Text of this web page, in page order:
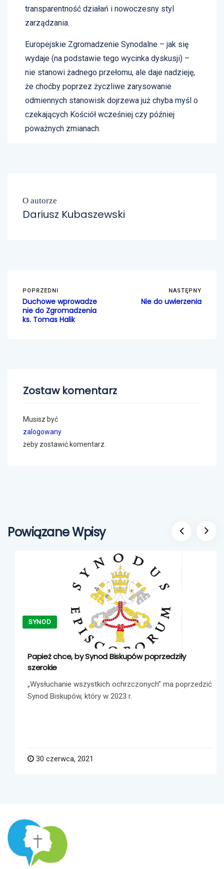
transparentność działań i nowoczesny styl
zarządzania.
Europejskie Zgromadzenie Synodalne – jak się
wydaje (na podstawie tego wycinka dyskusji) –
nie stanowi żadnego przełomu, ale daje nadzieję,
że choćby poprzez życzliwe zarysowanie
odmiennych stanowisk dojrzewa już chyba myśl o
czekających Kościół wcześniej czy później
poważnych zmianach.
O autorze
Dariusz Kubaszewski
POPRZEDNI
Duchowe wprowadze
nie do Zgromadzenia
ks. Tomas Halik
NASTĘPNY
Nie do uwierzenia
Zostaw komentarz
Musisz być
zalogowany
żeby zostawić komentarz.
Powiązane Wpisy
SYNOD
Papież chce, by Synod Biskupów poprzedziły
szerokie
„Wysłuchanie wszystkich ochrzczonych” ma poprzedzić
Synod Biskupów, który w 2023 r.
30 czerwca, 2021